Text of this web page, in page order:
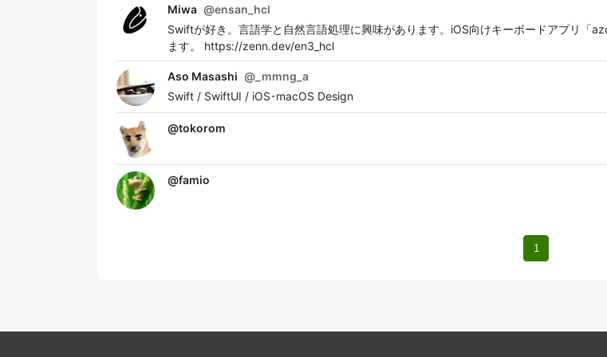
Miwa @ensan_hcl
Swiftが好き。言語学と自然言語処理に興味があります。iOS向けキーボードアプリ「
ます。 https://zenn.dev/en3_hcl
Aso Masashi @ _mmng_a
Swift / SwiftUI / iOS･macOS Design
@tokorom
@famio
1